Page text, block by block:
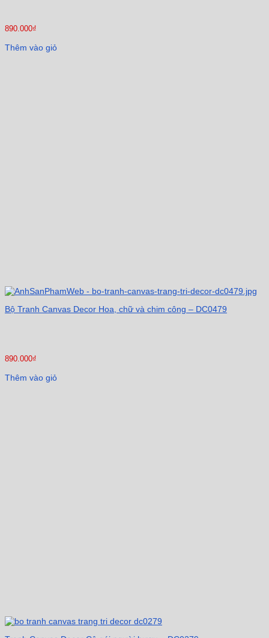
890.000₫
Thêm vào giỏ
Bộ Tranh Canvas Decor Hoa, chữ và chim công – DC0479
890.000₫
Thêm vào giỏ